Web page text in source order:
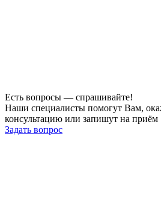
Есть вопросы — спрашивайте!
Наши специалисты помогут Вам,
консультацию или запишут на приём
Задать вопрос